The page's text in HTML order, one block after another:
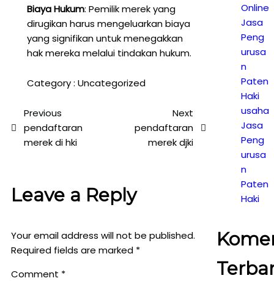
Biaya Hukum: Pemilik merek yang
dirugikan harus mengeluarkan biaya
yang signifikan untuk menegakkan
hak mereka melalui tindakan hukum.
Category : Uncategorized
Previous
pendaftaran
merek di hki
Next
pendaftaran
merek djki
Leave a Reply
Your email address will not be published.
Required fields are marked *
Comment *
Online
Jasa
Peng
urusa
n
Paten
Haki
usaha
Jasa
Peng
urusa
n
Paten
Haki